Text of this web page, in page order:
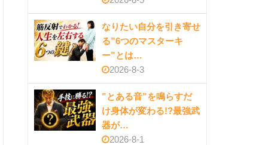
なりたい自分を引き寄せ
る”6つのマスターキ
ー”とは…
2026-8-3
”とある音”を鳴らすだ
け身体が変わる!?最強武
器が…
2026-8-1